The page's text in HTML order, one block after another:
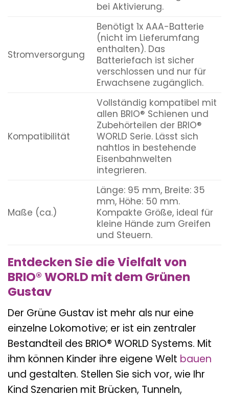
bei Aktivierung.
Stromversorgung
Benötigt 1x AAA-Batterie
(nicht im Lieferumfang
enthalten). Das
Batteriefach ist sicher
verschlossen und nur für
Erwachsene zugänglich.
Kompatibilität
Vollständig kompatibel mit
allen BRIO® Schienen und
Zubehörteilen der BRIO®
WORLD Serie. Lässt sich
nahtlos in bestehende
Eisenbahnwelten
integrieren.
Maße (ca.)
Länge: 95 mm, Breite: 35
mm, Höhe: 50 mm.
Kompakte Größe, ideal für
kleine Hände zum Greifen
und Steuern.
Entdecken Sie die Vielfalt von
BRIO® WORLD mit dem Grünen
Gustav
Der Grüne Gustav ist mehr als nur eine
einzelne Lokomotive; er ist ein zentraler
Bestandteil des BRIO® WORLD Systems. Mit
ihm können Kinder ihre eigene Welt bauen
und gestalten. Stellen Sie sich vor, wie Ihr
Kind Szenarien mit Brücken, Tunneln,